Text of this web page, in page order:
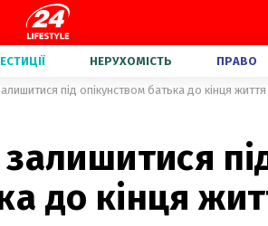
НЕРУХОМІСТЬ ПРАВО
під опікунством батька до кінця життя
до кінця